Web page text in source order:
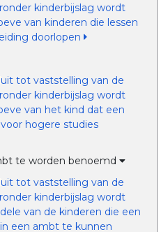
kinderbijslag wordt
van kinderen die lessen
doorlopen
tot vaststelling van de
kinderbijslag wordt
van het kind dat een
hogere studies
te worden benoemd
tot vaststelling van de
kinderbijslag wordt
van de kinderen die een
een ambt te kunnen